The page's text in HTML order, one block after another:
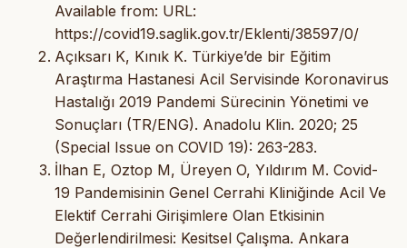
Available from: URL:
https://covid19.saglik.gov.tr/Eklenti/38597/0/
Açıksarı K, Kınık K. Türkiye’de bir Eğitim
Araştırma Hastanesi Acil Servisinde Koronavirus
Hastalığı 2019 Pandemi Sürecinin Yönetimi ve
Sonuçları (TR/ENG). Anadolu Klin. 2020; 25
(Special Issue on COVID 19): 263-283.
İlhan E, Oztop M, Üreyen O, Yıldırım M. Covid-
19 Pandemisinin Genel Cerrahi Kliniğinde Acil Ve
Elektif Cerrahi Girişimlere Olan Etkisinin
Değerlendirilmesi: Kesitsel Çalışma. Ankara